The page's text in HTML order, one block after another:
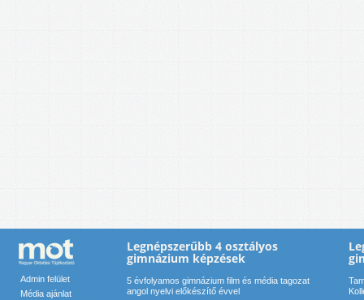
Admin felület
Média ajánlat
Legnépszerűbb 4 osztályos
gimnázium képzések
5 évfolyamos gimnázium film és média tagozat
angol nyelvi előkészítő évvel